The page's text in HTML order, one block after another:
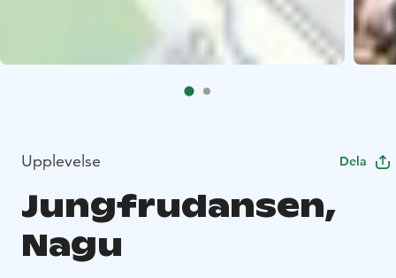
Upplevelse Dela
Jungfrudansen,
Nagu